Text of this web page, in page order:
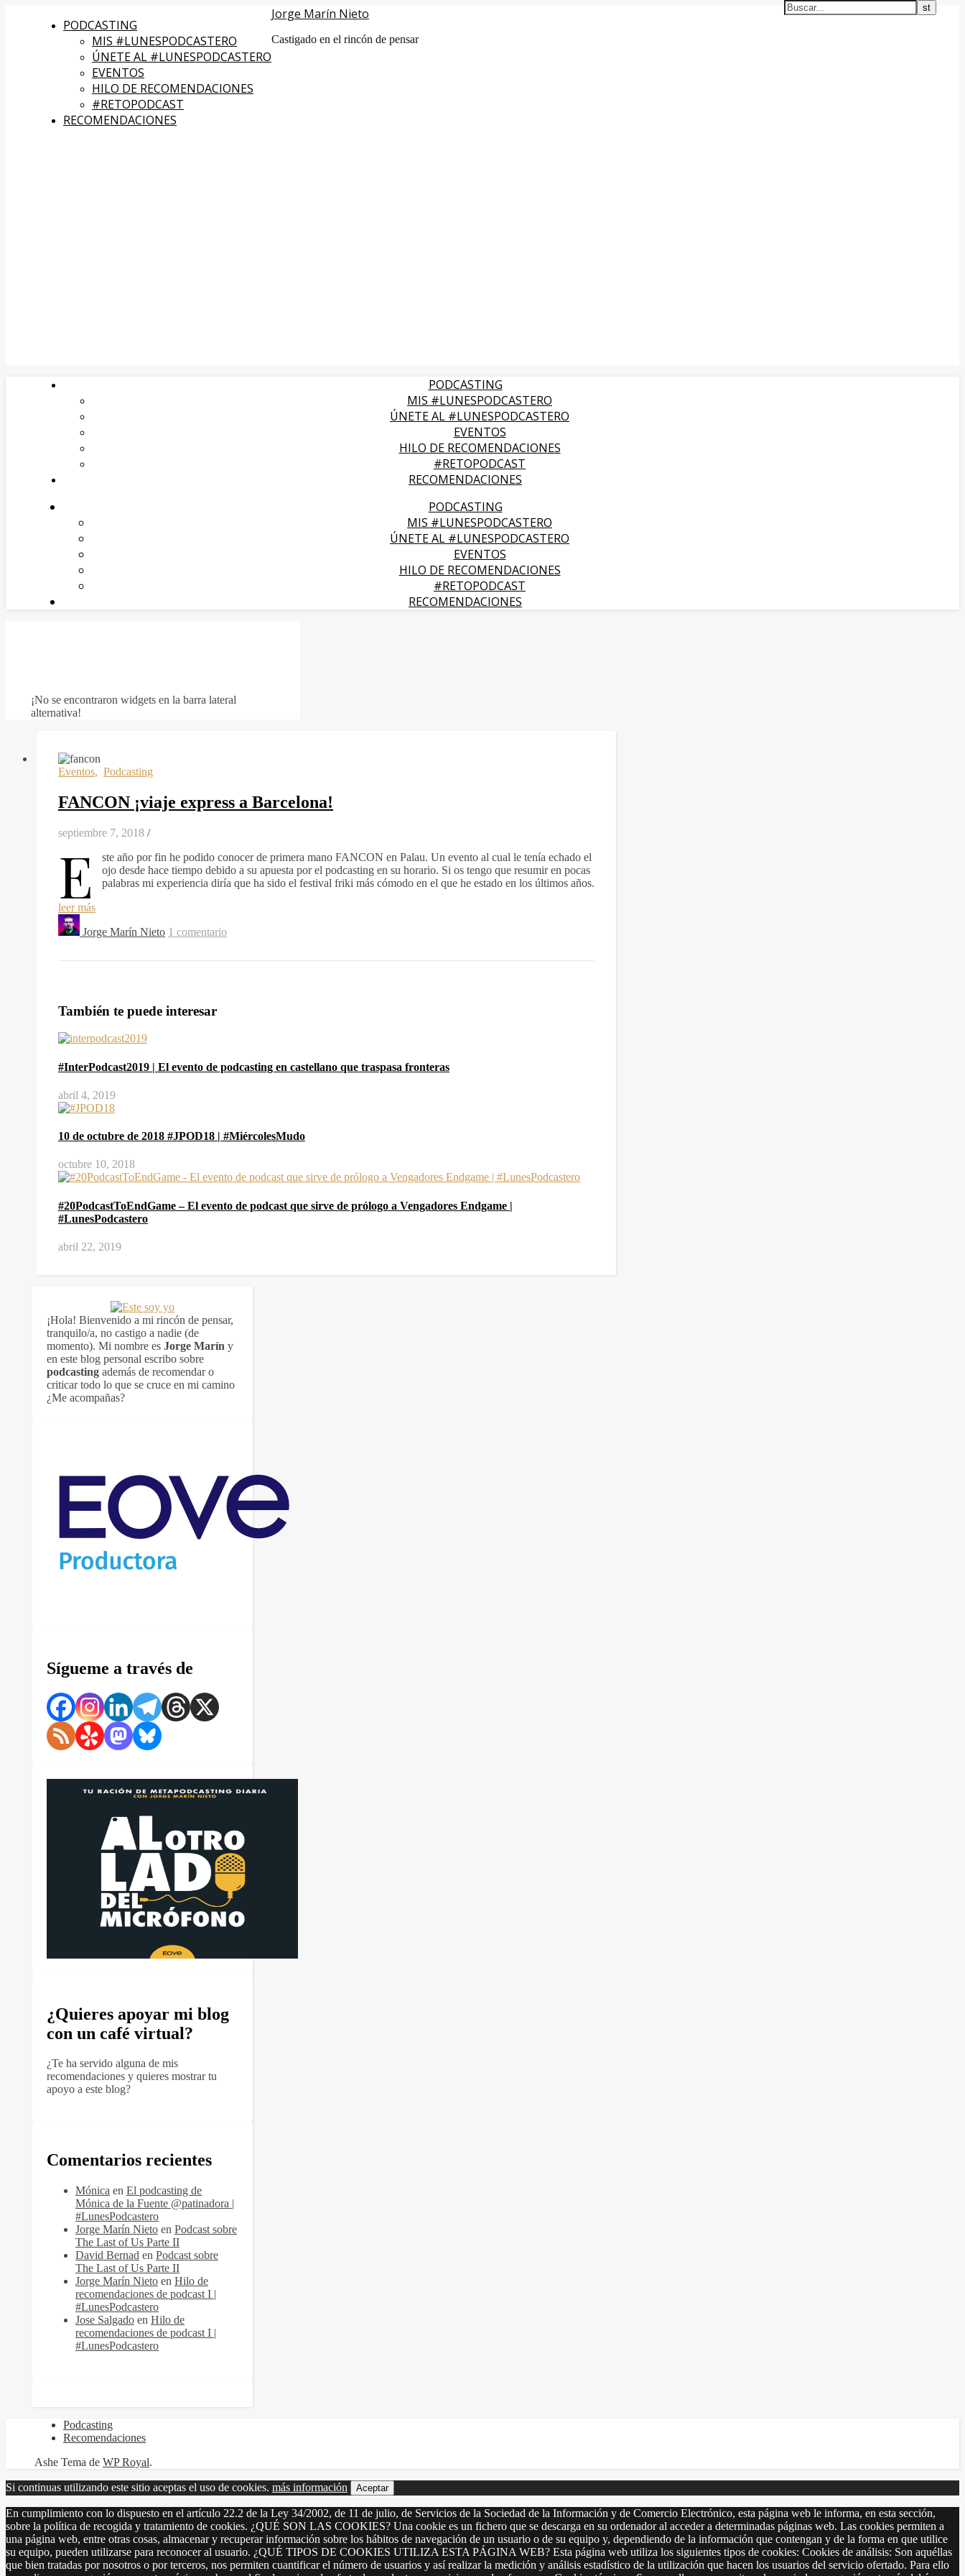
PODCASTING
MIS #LUNESPODCASTERO
ÚNETE AL #LUNESPODCASTERO
EVENTOS
HILO DE RECOMENDACIONES
#RETOPODCAST
RECOMENDACIONES
Jorge Marín Nieto
Castigado en el rincón de pensar
PODCASTING
MIS #LUNESPODCASTERO
ÚNETE AL #LUNESPODCASTERO
EVENTOS
HILO DE RECOMENDACIONES
#RETOPODCAST
RECOMENDACIONES
PODCASTING
MIS #LUNESPODCASTERO
ÚNETE AL #LUNESPODCASTERO
EVENTOS
HILO DE RECOMENDACIONES
#RETOPODCAST
RECOMENDACIONES
¡No se encontraron widgets en la barra lateral
alternativa!
Eventos, Podcasting
FANCON ¡viaje express a Barcelona!
septiembre 7, 2018 /
E
ste año por fin he podido conocer de primera mano FANCON en Palau. Un evento al cual le tenía echado el
ojo desde hace tiempo debido a su apuesta por el podcasting en su horario. Si os tengo que resumir en pocas
palabras mi experiencia diría que ha sido el festival friki más cómodo en el que he estado en los últimos años.
leer más
Jorge Marín Nieto 1 comentario
También te puede interesar
#InterPodcast2019 | El evento de podcasting en castellano que traspasa fronteras
abril 4, 2019
10 de octubre de 2018 #JPOD18 | #MiércolesMudo
octubre 10, 2018
#20PodcastToEndGame – El evento de podcast que sirve de prólogo a Vengadores Endgame |
#LunesPodcastero
abril 22, 2019
¡Hola! Bienvenido a mi rincón de pensar,
tranquilo/a, no castigo a nadie (de
momento). Mi nombre es Jorge Marín y
en este blog personal escribo sobre
podcasting además de recomendar o
criticar todo lo que se cruce en mi camino
¿Me acompañas?
Sígueme a través de
¿Quieres apoyar mi blog
con un café virtual?
¿Te ha servido alguna de mis
recomendaciones y quieres mostrar tu
apoyo a este blog?
Comentarios recientes
Mónica en El podcasting de
Mónica de la Fuente @patinadora |
#LunesPodcastero
Jorge Marín Nieto en Podcast sobre
The Last of Us Parte II
David Bernad en Podcast sobre
The Last of Us Parte II
Jorge Marín Nieto en Hilo de
recomendaciones de podcast I |
#LunesPodcastero
Jose Salgado en Hilo de
recomendaciones de podcast I |
#LunesPodcastero
Podcasting
Recomendaciones
Ashe Tema de WP Royal.
Si continuas utilizando este sitio aceptas el uso de cookies. más información Aceptar
En cumplimiento con lo dispuesto en el artículo 22.2 de la Ley 34/2002, de 11 de julio, de Servicios de la Sociedad de la Información y de Comercio Electrónico, esta página web le informa, en esta sección,
sobre la política de recogida y tratamiento de cookies. ¿QUÉ SON LAS COOKIES? Una cookie es un fichero que se descarga en su ordenador al acceder a determinadas páginas web. Las cookies permiten a
una página web, entre otras cosas, almacenar y recuperar información sobre los hábitos de navegación de un usuario o de su equipo y, dependiendo de la información que contengan y de la forma en que utilice
su equipo, pueden utilizarse para reconocer al usuario. ¿QUÉ TIPOS DE COOKIES UTILIZA ESTA PÁGINA WEB? Esta página web utiliza los siguientes tipos de cookies: Cookies de análisis: Son aquéllas
que bien tratadas por nosotros o por terceros, nos permiten cuantificar el número de usuarios y así realizar la medición y análisis estadístico de la utilización que hacen los usuarios del servicio ofertado. Para ello